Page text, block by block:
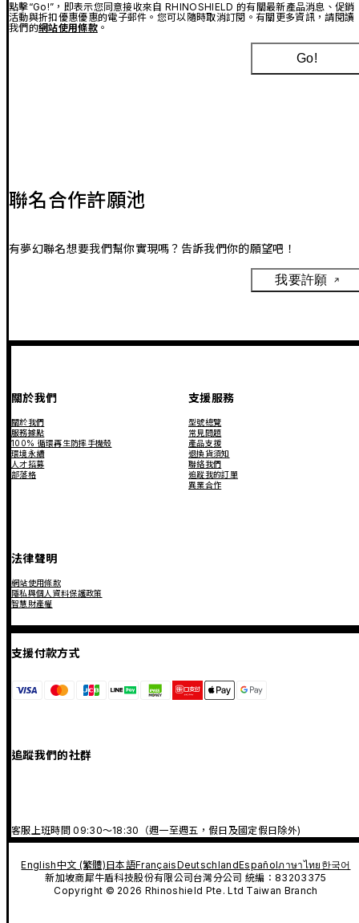
點擊“Go!”，即表示您同意接收來自 RHINOSHIELD 的有關最新產品消息、促銷
活動與折扣優惠優惠的電子郵件。您可以隨時取消訂閱。有關更多資訊，請閱讀
我們的網站使用條款。
Go!
聯名合作許願池
有夢幻聯名想要我們幫你實現嗎？告訴我們你的願望吧！
我要許願
關於我們
關於我們
服務據點
100% 循環再生防摔手機殼
環境永續
人才招募
部落格
支援服務
型號總覽
常見問題
產品支援
退換貨須知
聯絡我們
追蹤我的訂單
異業合作
法律聲明
網站使用條款
隱私與個人資料保護政策
智慧財產權
支援付款方式
追蹤我們的社群
客服上班時間 09:30～18:30（週一至週五，假日及國定假日除外)
English中文 (繁體)日本語FrançaisDeutschlandEspañolภาษาไทย 한국어
新加坡商犀牛盾科技股份有限公司台灣分公司 統編：83203375
Copyright © 2026 Rhinoshield Pte. Ltd Taiwan Branch